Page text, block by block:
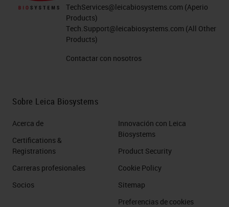
TechServices@leicabiosystems.com (Aperio
Products)
Tech.Support@leicabiosystems.com (All Other
Products)
Contactar con nosotros
Sobre Leica Biosystems
Acerca de
Certifications &
Registrations
Carreras profesionales
Socios
Innovación con Leica
Biosystems
Product Security
Cookie Policy
Sitemap
Preferencias de cookies